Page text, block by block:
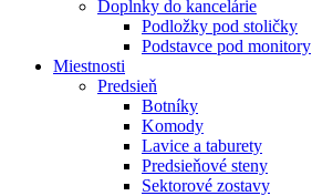
Doplnky do kancelárie
Podložky pod stoličky
Podstavce pod monitory
Miestnosti
Predsieň
Botníky
Komody
Lavice a taburety
Predsieňové steny
Sektorové zostavy